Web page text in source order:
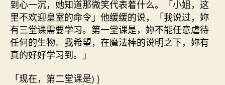
到心一沉，她知道那微笑代表着什么。「小姐，这
里不欢迎皇室的命令」他缓缓的说，「我说过，妳
有三堂课需要学习。第一堂课是，妳不能任意虐待
任何的生物。我希望，在魔法棒的说明之下，妳有
真的好好学习到。」
「现在，第二堂课是) }